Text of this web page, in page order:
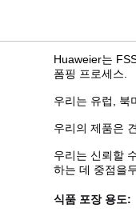
Huaweier는
폼핑 프로세스.
우리는 유럽, 북
우리의 제품은
우리는 신뢰할
하는 데 중점을
식품 포장 용도: